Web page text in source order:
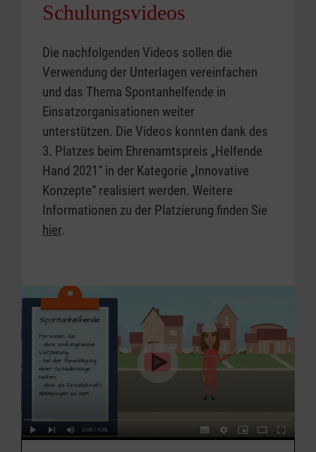
Schulungsvideos
Die nachfolgenden Videos sollen die
Verwendung der Unterlagen vereinfachen
und das Thema Spontanhelfende in
Einsatzorganisationen weiter
unterstützen. Die Videos konnten dank des
3. Platzes beim Ehrenamtspreis „Helfende
Hand 2021“ in der Kategorie „Innovative
Konzepte“ realisiert werden. Weitere
Informationen zu der Platzierung finden Sie
hier.